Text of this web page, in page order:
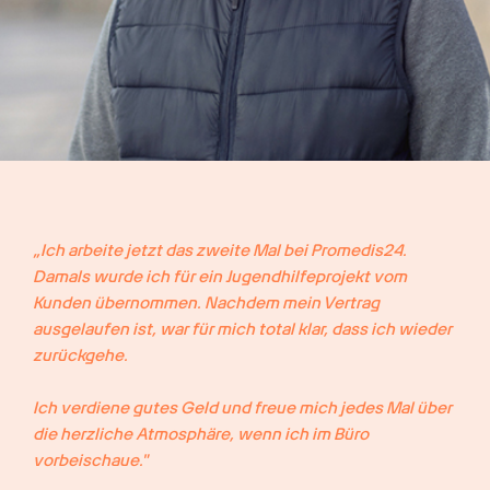
„Ich arbeite jetzt das zweite Mal bei Promedis24.
Damals wurde ich für ein Jugendhilfeprojekt vom
Kunden übernommen. Nachdem mein Vertrag
ausgelaufen ist, war für mich total klar, dass ich wieder
zurückgehe.
Ich verdiene gutes Geld und freue mich jedes Mal über
die herzliche Atmosphäre, wenn ich im Büro
vorbeischaue."